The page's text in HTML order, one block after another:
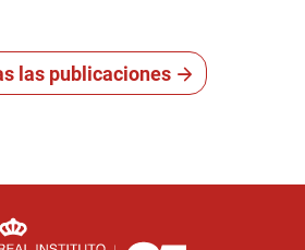
las publicaciones